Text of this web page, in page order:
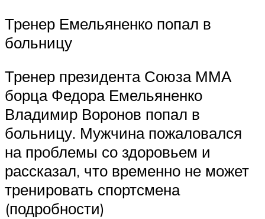
Тренер Емельяненко попал в
больницу
Тренер президента Союза ММА
борца Федора Емельяненко
Владимир Воронов попал в
больницу. Мужчина пожаловался
на проблемы со здоровьем и
рассказал, что временно не может
тренировать спортсмена
(подробности)